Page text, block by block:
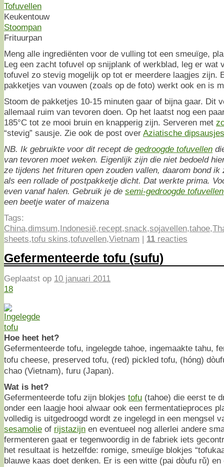
Tofuvellen
Keukentouw
Stoompan
Frituurpan
Meng alle ingrediënten voor de vulling tot een smeuïge,
Leg een zacht tofuvel op snijplank of werkblad, leg er wat
tofuvel zo stevig mogelijk op tot er meerdere laagjes zijn.
pakketjes van vouwen (zoals op de foto) werkt ook en is
Stoom de pakketjes 10-15 minuten gaar of bijna gaar. Dit
allemaal ruim van tevoren doen. Op het laatst nog een
185°C tot ze mooi bruin en knapperig zijn. Serveren met
“stevig” sausje. Zie ook de post over Aziatische dipsausjes
NB. Ik gebruikte voor dit recept de gedroogde tofuvellen
van tevoren moet weken. Eigenlijk zijn die niet bedoeld
ze tijdens het frituren open zouden vallen, daarom bond ik
als een rollade of postpakketje dicht. Dat werkte prima.
even vanaf halen. Gebruik je de semi-gedroogde tofuvellen
een beetje water of maizena
Tags:
China,dimsum,Indonesië,recept,snack,sojavellen,tahoe,
sheets,tofu skins,tofuvellen,Vietnam | 11 reacties
Gefermenteerde tofu (sufu)
Geplaatst op 10 januari 2011
18
Hoe heet het?
Gefermenteerde tofu, ingelegde tahoe, ingemaakte tahu,
tofu cheese, preserved tofu, (red) pickled tofu, (hóng)
chao (Vietnam), furu (Japan).
Wat is het?
Gefermenteerde tofu zijn blokjes tofu (tahoe) die eerst te
onder een laagje hooi alwaar ook een fermentatieproces
volledig is uitgedroogd wordt ze ingelegd in een mengsel
sesamolie of rijstazijn en eventueel nog allerlei andere
fermenteren gaat er tegenwoordig in de fabriek iets
het resultaat is hetzelfde: romige, smeuïge blokjes
blauwe kaas doet denken. Er is een witte (pai dòufu rǔ)